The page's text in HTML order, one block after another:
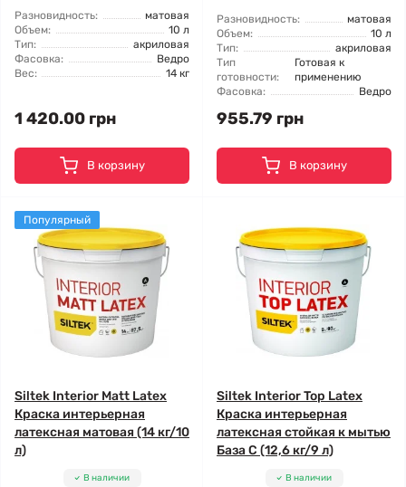
Разновидность:
матовая
Объем:
10 л
Тип:
акриловая
Фасовка:
Ведро
Вес:
14 кг
1 420.00 грн
В корзину
Разновидность:
матовая
Объем:
10 л
Тип:
акриловая
Тип
готовности:
Готовая к
применению
Фасовка:
Ведро
955.79 грн
В корзину
Популярный
Siltek Interior Matt Latex
Краска интерьерная
латексная матовая (14 кг/10
л)
В наличии
Siltek Interior Top Latex
Краска интерьерная
латексная стойкая к мытью
База C (12,6 кг/9 л)
В наличии